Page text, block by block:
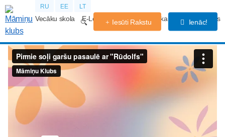
RU EE LT
Vecāku skola E-Lekcijas Grūtniecības kalendārs Forums
Iesūti Rakstu Ienāc!